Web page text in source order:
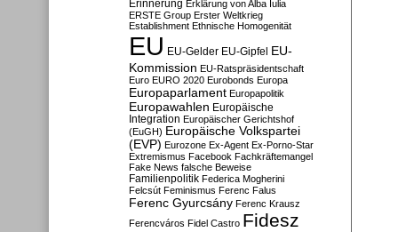
Erinnerung Erklärung von Alba Iulia
ERSTE Group Erster Weltkrieg
Establishment Ethnische Homogenität
EU EU-Gelder EU-Gipfel EU-
Kommission EU-Ratspräsidentschaft
Euro EURO 2020 Eurobonds Europa
Europaparlament Europapolitik
Europawahlen Europäische
Integration Europäischer Gerichtshof
(EuGH) Europäische Volkspartei
(EVP) Eurozone Ex-Agent Ex-Porno-Star
Extremismus Facebook Fachkräftemangel
Fake News falsche Beweise
Familienpolitik Federica Mogherini
Felcsút Feminismus Ferenc Falus
Ferenc Gyurcsány Ferenc Krausz
Ferencváros Fidel Castro Fidesz